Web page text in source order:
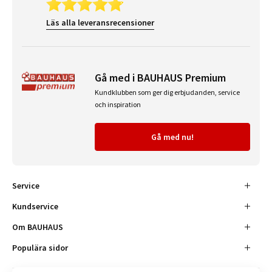
Läs alla leveransrecensioner
Gå med i BAUHAUS Premium
Kundklubben som ger dig erbjudanden, service
och inspiration
Gå med nu!
Service
Kundservice
Om BAUHAUS
Populära sidor